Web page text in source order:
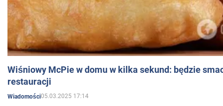
Wiśniowy McPie w domu w kilka sekund: będzie
restauracji
Wiadomości05.03.2025 17:14